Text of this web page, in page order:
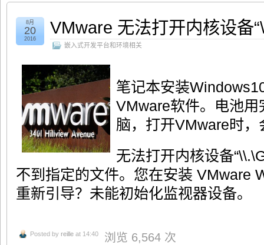
VMware 无法打开内核设备
嵌入式开发平台和环境相关
8月
20
2016
笔记本安装
VMware软件。电池
脑，打开VMware时
无法打开内核设备
不到指定的文件。您在安装 VMware
重新引导？未能初始化监视器设备。
Posted by reille at 14:40 浏览 6,564 次